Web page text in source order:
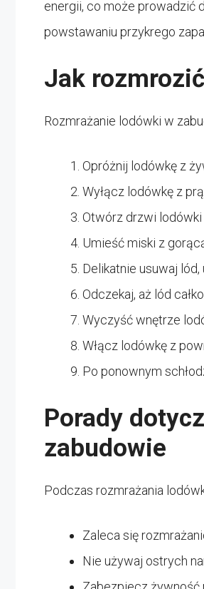
energii, co może prowadzić
powstawaniu przykrego
Jak
Rozmrażanie lodówki w
Opróżnij lodówkę z
Wyłącz lodówkę z
Otwórz drzwi lodówki
Umieść miski z
Delikatnie usuwaj
Odczekaj, aż lód
Wyczyść wnętrze
Włącz lodówkę z
Po ponownym
Porady
zabudowie
Podczas rozmrażania
Zaleca się
Nie używaj ostrych